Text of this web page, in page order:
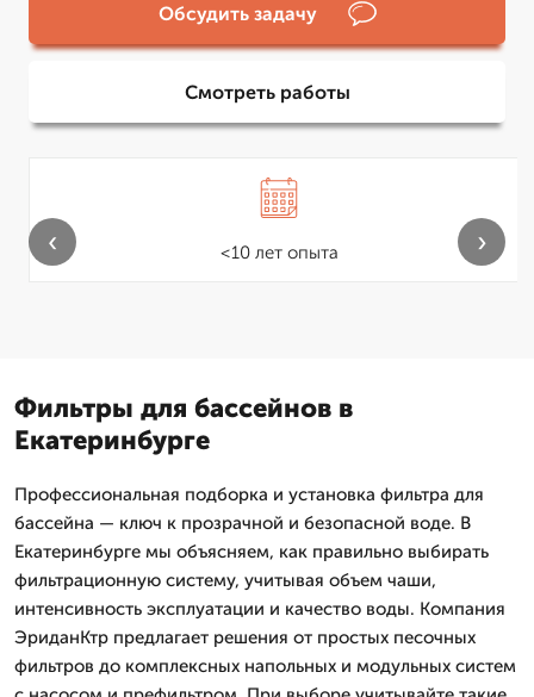
Обсудить задачу
Смотреть работы
<10 лет опыта
‹ ›
Фильтры для бассейнов в
Екатеринбурге
Профессиональная подборка и установка фильтра для
бассейна — ключ к прозрачной и безопасной воде. В
Екатеринбурге мы объясняем, как правильно выбирать
фильтрационную систему, учитывая объем чаши,
интенсивность эксплуатации и качество воды. Компания
ЭриданКтр предлагает решения от простых песочных
фильтров до комплексных напольных и модульных систем